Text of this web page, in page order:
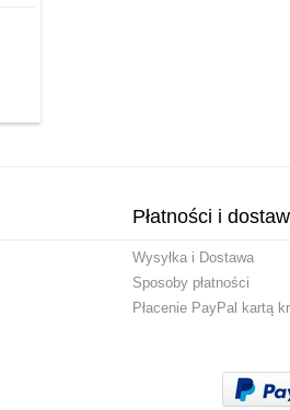
Płatności i
Wysyłka i Dostawa
Sposoby płatności
Płacenie PayPal kartą